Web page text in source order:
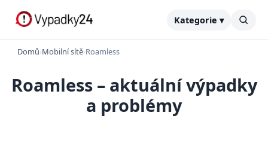
Kategorie ▾
Domů›Mobilní sítě›Roamless
Roamless – aktuální výpadky
a problémy